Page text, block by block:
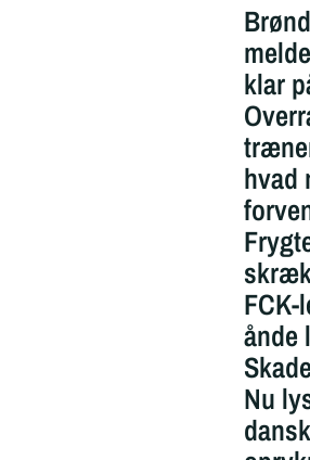
klar
hvad
FCK-
ånde
Nu
dansk